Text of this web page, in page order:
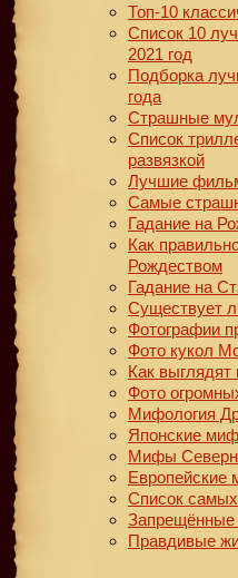
Топ-10
Список 10
2021 год
Подборка
года
Страшные
Список
развязкой
Лучшие
Самые
Гадание на
Как
Рождеством
Гадание на
Существует
Фотографии
Фото кукол
Как выглядят
Фото
Мифология
Японские
Мифы
Европейские
Список
Запрещённые
Правдивые